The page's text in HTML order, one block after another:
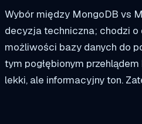
Wybór między MongoDB vs
decyzja techniczna; chodzi o
możliwości bazy danych do
tym pogłębionym
lekki, ale informacyjny ton.